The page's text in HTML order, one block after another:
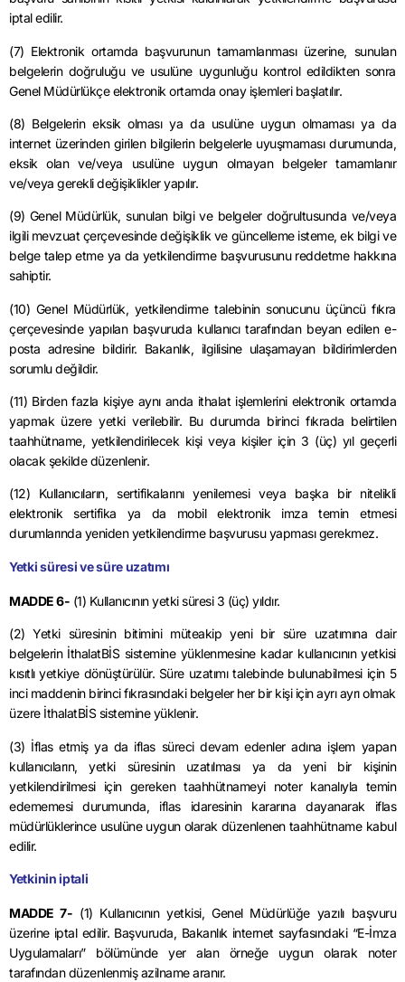
iptal edilir.
(7) Elektronik ortamda başvurunun tamamlanması üzerine, sunulan
belgelerin doğruluğu ve usulüne uygunluğu kontrol edildikten sonra
Genel Müdürlükçe elektronik ortamda onay işlemleri başlatılır.
(8) Belgelerin eksik olması ya da usulüne uygun olmaması ya da
internet üzerinden girilen bilgilerin belgelerle uyuşmaması durumunda,
eksik olan ve/veya usulüne uygun olmayan belgeler tamamlanır
ve/veya gerekli değişiklikler yapılır.
(9) Genel Müdürlük, sunulan bilgi ve belgeler doğrultusunda ve/veya
ilgili mevzuat çerçevesinde değişiklik ve güncelleme isteme, ek bilgi ve
belge talep etme ya da yetkilendirme başvurusunu reddetme hakkına
sahiptir.
(10) Genel Müdürlük, yetkilendirme talebinin sonucunu üçüncü fıkra
çerçevesinde yapılan başvuruda kullanıcı tarafından beyan edilen e-
posta adresine bildirir. Bakanlık, ilgilisine ulaşamayan bildirimlerden
sorumlu değildir.
(11) Birden fazla kişiye aynı anda ithalat işlemlerini elektronik ortamda
yapmak üzere yetki verilebilir. Bu durumda birinci fıkrada belirtilen
taahhütname, yetkilendirilecek kişi veya kişiler için 3 (üç) yıl geçerli
olacak şekilde düzenlenir.
(12) Kullanıcıların, sertifikalarını yenilemesi veya başka bir nitelikli
elektronik sertifika ya da mobil elektronik imza temin etmesi
durumlarında yeniden yetkilendirme başvurusu yapması gerekmez.
Yetki süresi ve süre uzatımı
MADDE 6- (1) Kullanıcının yetki süresi 3 (üç) yıldır.
(2) Yetki süresinin bitimini müteakip yeni bir süre uzatımına dair
belgelerin İthalatBİS sistemine yüklenmesine kadar kullanıcının yetkisi
kısıtlı yetkiye dönüştürülür. Süre uzatımı talebinde bulunabilmesi için 5
inci maddenin birinci fıkrasındaki belgeler her bir kişi için ayrı ayrı olmak
üzere İthalatBİS sistemine yüklenir.
(3) İflas etmiş ya da iflas süreci devam edenler adına işlem yapan
kullanıcıların, yetki süresinin uzatılması ya da yeni bir kişinin
yetkilendirilmesi için gereken taahhütnameyi noter kanalıyla temin
edememesi durumunda, iflas idaresinin kararına dayanarak iflas
müdürlüklerince usulüne uygun olarak düzenlenen taahhütname kabul
edilir.
Yetkinin iptali
MADDE 7- (1) Kullanıcının yetkisi, Genel Müdürlüğe yazılı başvuru
üzerine iptal edilir. Başvuruda, Bakanlık internet sayfasındaki “E-İmza
Uygulamaları” bölümünde yer alan örneğe uygun olarak noter
tarafından düzenlenmiş azilname aranır.